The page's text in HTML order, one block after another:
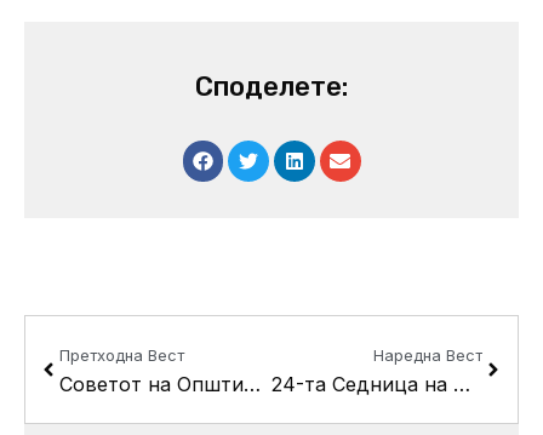
Споделете:
Претходна Вест
Советот на Општина Кисела Вода ќе ја одржи дваесет и третата пленарна седница
Наредна Вест
24-та Седница на Советот на Општина Кисела Вода